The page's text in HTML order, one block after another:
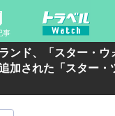
事
ンド、「スター・ウ
加された「スター・